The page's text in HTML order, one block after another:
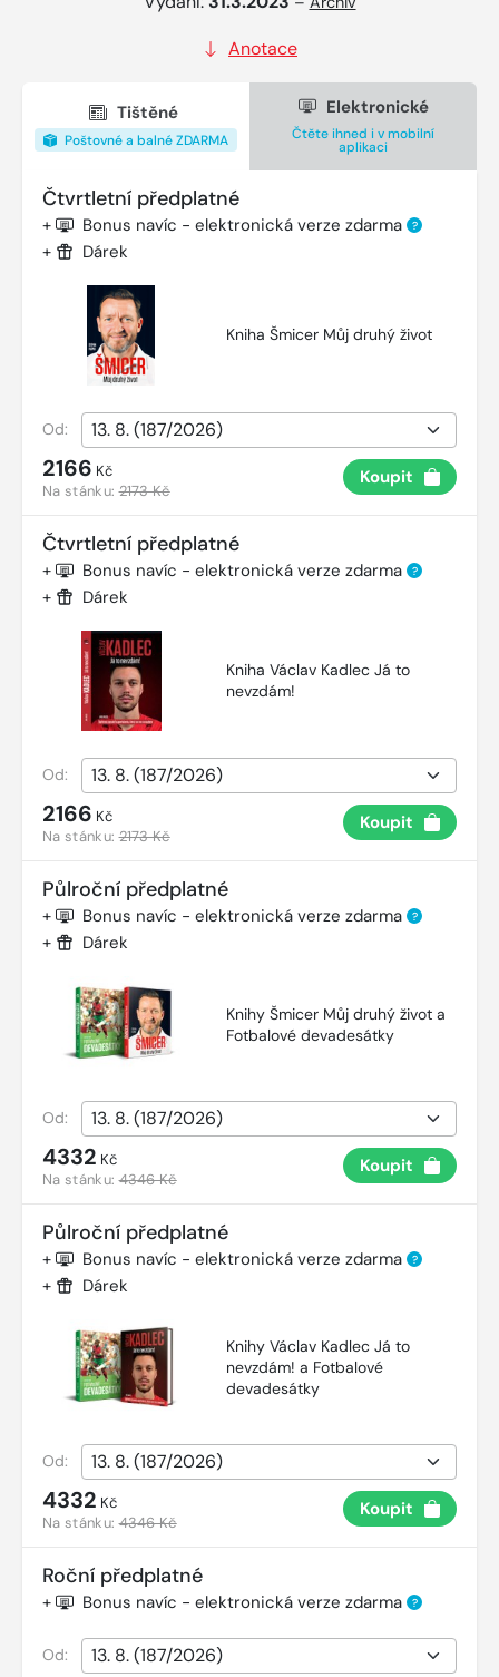
Anotace
Tištěné
Poštovné a balné ZDARMA
Elektronické
Čtěte ihned i v mobilní
aplikaci
Čtvrtletní předplatné
+ Bonus navíc - elektronická verze zdarma ?
+ Dárek
Kniha Šmicer Můj druhý život
Od:
2166 Kč
Na stánku:2173 Kč
Koupit
Čtvrtletní předplatné
+ Bonus navíc - elektronická verze zdarma ?
+ Dárek
Kniha Václav Kadlec Já to
nevzdám!
Od:
2166 Kč
Na stánku:2173 Kč
Koupit
Půlroční předplatné
+ Bonus navíc - elektronická verze zdarma ?
+ Dárek
Knihy Šmicer Můj druhý život a
Fotbalové devadesátky
Od:
4332 Kč
Na stánku:4346 Kč
Koupit
Půlroční předplatné
+ Bonus navíc - elektronická verze zdarma ?
+ Dárek
Knihy Václav Kadlec Já to
nevzdám! a Fotbalové
devadesátky
Od:
4332 Kč
Na stánku:4346 Kč
Koupit
Roční předplatné
+ Bonus navíc - elektronická verze zdarma ?
Od: